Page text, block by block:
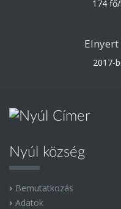
174
2017-
Nyúl község
Bemutatkozás
Adatok